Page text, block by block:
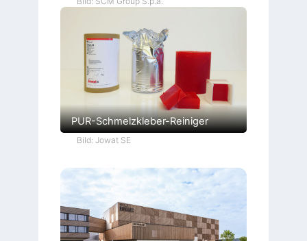
PUR-Schmelzkleber-Reiniger
Bild: Jowat SE